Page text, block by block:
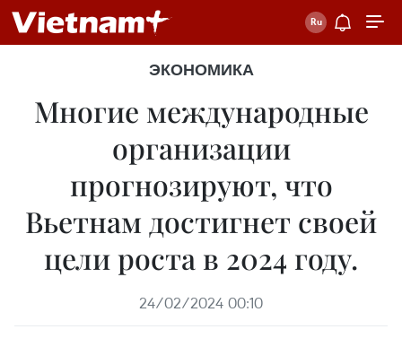
ЭКОНОМИКА
Многие международные
организации
прогнозируют, что
Вьетнам достигнет своей
цели роста в 2024 году.
24/02/2024 00:10